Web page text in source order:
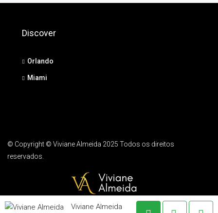
Discover
Orlando
Miami
© Copyright © Viviane Almeida 2025 Todos os direitos
reservados.
Viviane Almeida